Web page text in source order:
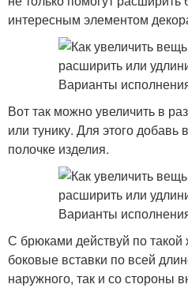
интересным элементом
Вот так можно увеличить в
или тунику. Для этого добавь
полочке изделия.
С брюками действуй по такой
боковые вставки по всей
наружного, так и со стороны